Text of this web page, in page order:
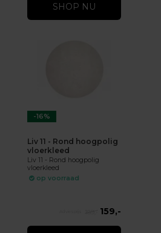
SHOP NU
-16%
Liv 11 - Rond hoogpolig
vloerkleed
Liv 11 - Rond hoogpolig
vloerkleed
op voorraad
159,-